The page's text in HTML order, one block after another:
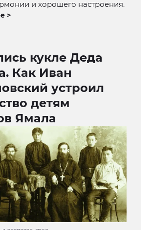
и хорошего настроения.
>
кукле Деда
Как Иван
устроил
детям
Ямала